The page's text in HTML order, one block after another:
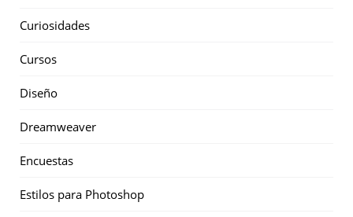
Curiosidades
Cursos
Diseño
Dreamweaver
Encuestas
Estilos para Photoshop